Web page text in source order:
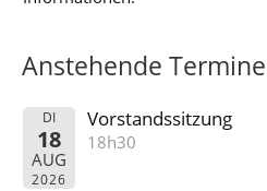
Anstehende Termine
DI
18
AUG
2026
Vorstandssitzung
18h30